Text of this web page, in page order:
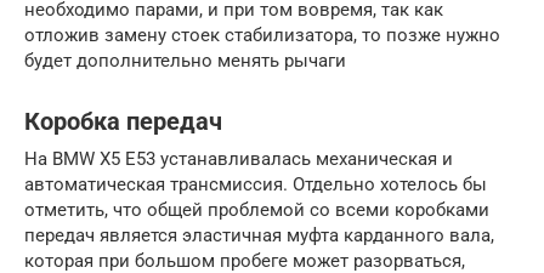
необходимо парами, и при том вовремя, так как
отложив замену стоек стабилизатора, то позже нужно
будет дополнительно менять рычаги
Коробка передач
На BMW Х5 Е53 устанавливалась механическая и
автоматическая трансмиссия. Отдельно хотелось бы
отметить, что общей проблемой со всеми коробками
передач является эластичная муфта карданного вала,
которая при большом пробеге может разорваться,